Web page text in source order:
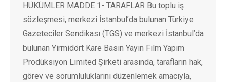
HÜKÜMLER MADDE 1- TARAFLAR Bu toplu iş
sözleşmesi, merkezi İstanbul’da bulunan Türkiye
Gazeteciler Sendikası (TGS) ve merkezi İstanbul’da
bulunan Yirmidört Kare Basın Yayın Film Yapım
Prodüksiyon Limited Şirketi arasında, tarafların hak,
görev ve sorumluluklarını düzenlemek amacıyla,